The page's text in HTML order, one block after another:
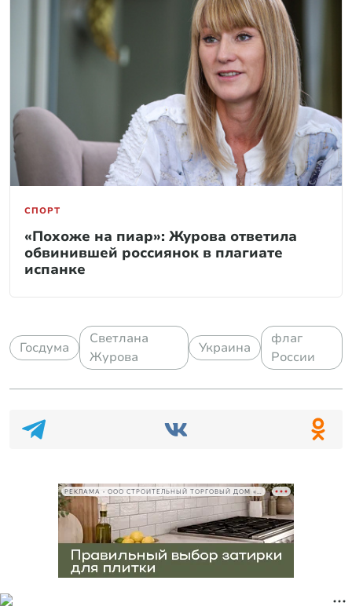
СПОРТ
«Похоже на пиар»: Журова ответила
обвинившей россиянок в плагиате
испанке
Госдума
Светлана
Журова
Украина
флаг
России
РЕКЛАМА • ООО СТРОИТЕЛЬНЫЙ ТОРГОВЫЙ ДОМ «ПЕТРОВИЧ», ИНН 7802348846